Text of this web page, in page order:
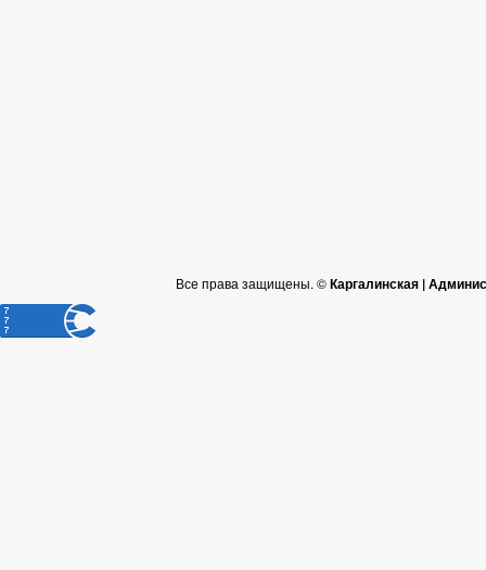
Все права защищены. ©Каргалинская |